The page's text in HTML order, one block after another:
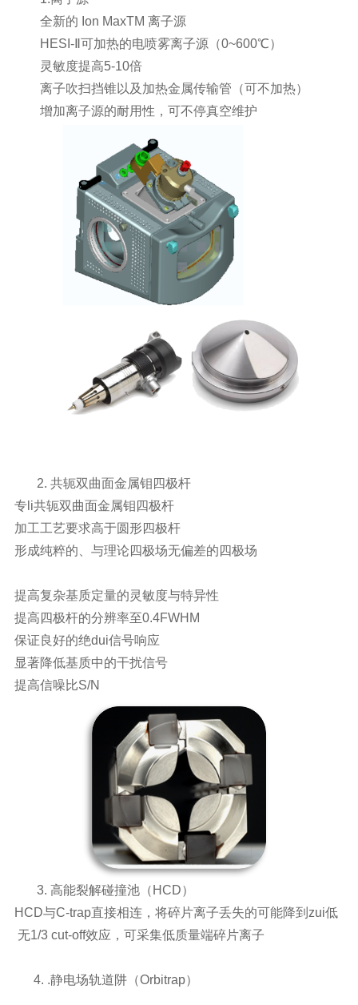
全新的 Ion MaxTM 离子源
HESI-Ⅱ可加热的电喷雾离子源（0~600℃）
灵敏度提高5-10倍
离子吹扫挡锥以及加热金属传输管（可不加热）
增加离子源的耐用性，可不停真空维护
2. 共轭双曲面金属钼四极杆
专li共轭双曲面金属钼四极杆
加工工艺要求高于圆形四极杆
形成纯粹的、与理论四极场无偏差的四极场
提高复杂基质定量的灵敏度与特异性
提高四极杆的分辨率至0.4FWHM
保证良好的绝dui信号响应
显著降低基质中的干扰信号
提高信噪比S/N
3. 高能裂解碰撞池（ HCD）
HCD与C-trap直接相连，将碎片离子丢失的可能降到zui低
无1/3 cut-off效应，可采集低质量端碎片离子
4. .静电场轨道阱（Orbitrap）